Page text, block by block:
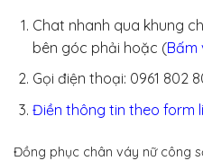
Chat nhanh qua khung
bên góc phải hoặc (Bấm
Gọi điện thoại: 0961 802
Điền thông tin theo form
Đồng phục chân váy nữ công